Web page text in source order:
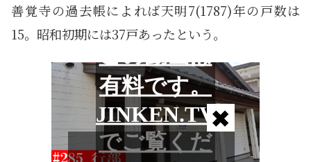
善覚寺の過去帳によれば天明7(1787)年の戸数は
15。昭和初期には37戸あったという。